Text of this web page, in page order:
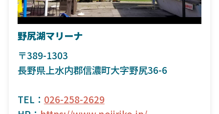
野尻湖マリーナ
〒389-1303
長野県上水内郡信濃町大字野尻36-6
TEL： 026-258-2629